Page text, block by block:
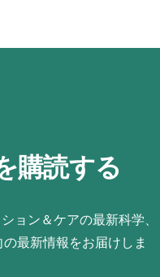
購読する
ョン＆ケアの最新科学、
最新情報をお届けしま